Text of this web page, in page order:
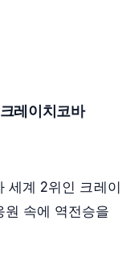
레이치코바
세계 2위인 크레이
원 속에 역전승을